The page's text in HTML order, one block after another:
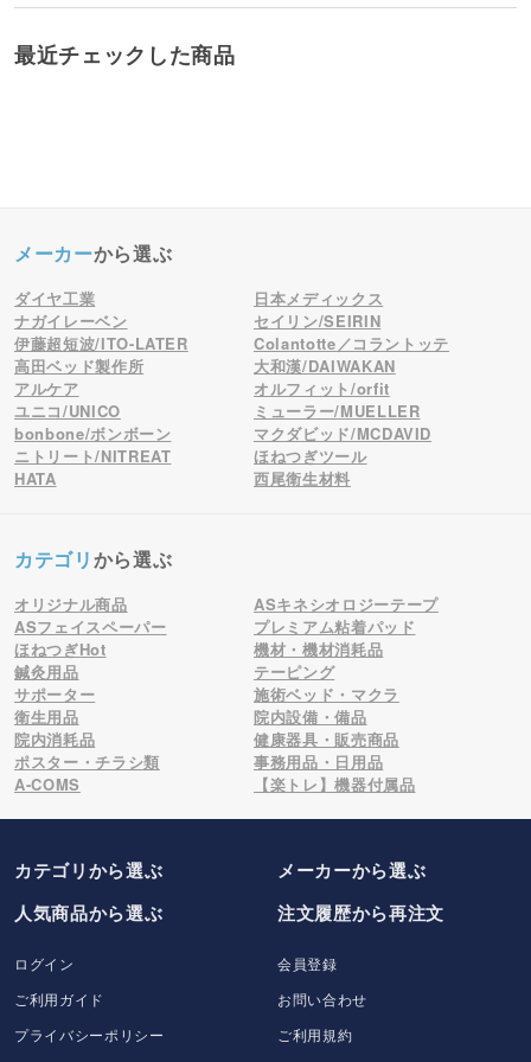
最近チェックした商品
メーカーから選ぶ
ダイヤ工業
日本メディックス
ナガイレーベン
セイリン/SEIRIN
伊藤超短波/ITO-LATER
Colantotte／コラントッテ
高田ベッド製作所
大和漢/DAIWAKAN
アルケア
オルフィット/orfit
ユニコ/UNICO
ミューラー/MUELLER
bonbone/ボンボーン
マクダビッド/MCDAVID
ニトリート/NITREAT
ほねつぎツール
HATA
西尾衛生材料
カテゴリから選ぶ
オリジナル商品
ASキネシオロジーテープ
ASフェイスペーパー
プレミアム粘着パッド
ほねつぎHot
機材・機材消耗品
鍼灸用品
テーピング
サポーター
施術ベッド・マクラ
衛生用品
院内設備・備品
院内消耗品
健康器具・販売商品
ポスター・チラシ類
事務用品・日用品
A-COMS
【楽トレ】機器付属品
カテゴリから選ぶ メーカーから選ぶ
人気商品から選ぶ
注文履歴から再注文
ログイン
会員登録
ご利用ガイド
お問い合わせ
プライバシーポリシー
ご利用規約